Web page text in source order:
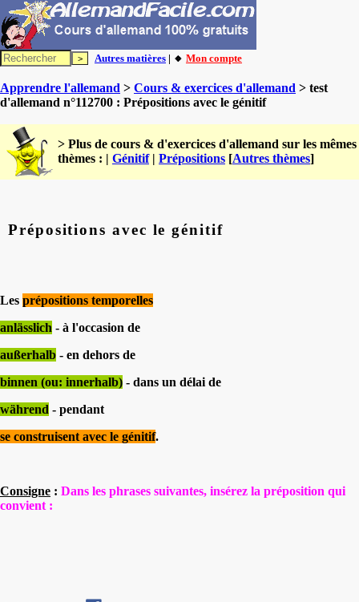
Autres matières | 🔸 Mon compte
Apprendre l'allemand > Cours & exercices d'allemand > test
d'allemand n°112700 : Prépositions avec le génitif
> Plus de cours & d'exercices d'allemand sur les mêmes
thèmes : | Génitif| Prépositions [Autres thèmes]
Prépositions avec le génitif
Les prépositions temporelles
anlässlich - à l'occasion de
außerhalb - en dehors de
binnen (ou: innerhalb) - dans un délai de
während - pendant
se construisent avec le génitif.
Consigne : Dans les phrases suivantes, insérez la préposition qui
convient :